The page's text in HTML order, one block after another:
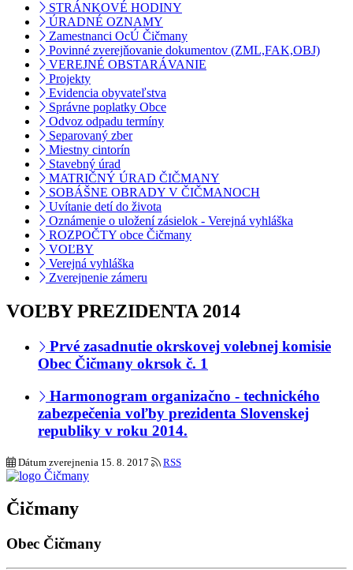
STRÁNKOVÉ HODINY
ÚRADNÉ OZNAMY
Zamestnanci OcÚ Čičmany
Povinné zverejňovanie dokumentov (ZML,FAK,OBJ)
VEREJNÉ OBSTARÁVANIE
Projekty
Evidencia obyvateľstva
Správne poplatky Obce
Odvoz odpadu termíny
Separovaný zber
Miestny cintorín
Stavebný úrad
MATRIČNÝ ÚRAD ČIČMANY
SOBÁŠNE OBRADY V ČIČMANOCH
Uvítanie detí do života
Oznámenie o uložení zásielok - Verejná vyhláška
ROZPOČTY obce Čičmany
VOĽBY
Verejná vyhláška
Zverejnenie zámeru
VOĽBY PREZIDENTA 2014
Prvé zasadnutie okrskovej volebnej komisie
Obec Čičmany okrsok č. 1
Harmonogram organizačno - technického
zabezpečenia voľby prezidenta Slovenskej
republiky v roku 2014.
Dátum zverejnenia 15. 8. 2017 RSS
Čičmany
Obec Čičmany